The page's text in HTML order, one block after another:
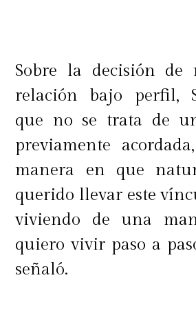
Sobre la decisión de
relación bajo perfil,
que no se trata de
previamente
manera en que
querido llevar este
viviendo de una
quiero vivir paso a
señaló.